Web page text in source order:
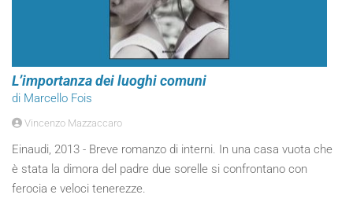
L’importanza dei luoghi comuni
di Marcello Fois
Vincenzo Mazzaccaro
Einaudi, 2013 - Breve romanzo di interni. In una casa vuota che
è stata la dimora del padre due sorelle si confrontano con
ferocia e veloci tenerezze.